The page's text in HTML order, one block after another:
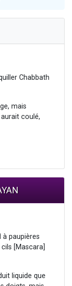
Chabbath
mais
coulé,
paupières
[Mascara]
liquide que